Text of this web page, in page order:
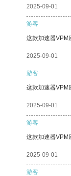
2025-09-01
游客
这款加速器VPM
2025-09-01
游客
这款加速器VPM
2025-09-01
游客
这款加速器VPM
2025-09-01
游客